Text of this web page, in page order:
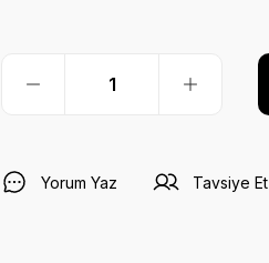
Yorum Yaz Tavsiye Et